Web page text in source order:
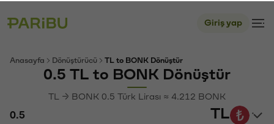
Giriş yap
Anasayfa Dönüştürücü TL to BONK Dönüştür
0.5 TL to BONK Dönüştür
TL → BONK 0.5 Türk Lirası ≈ 4.212 BONK
TL